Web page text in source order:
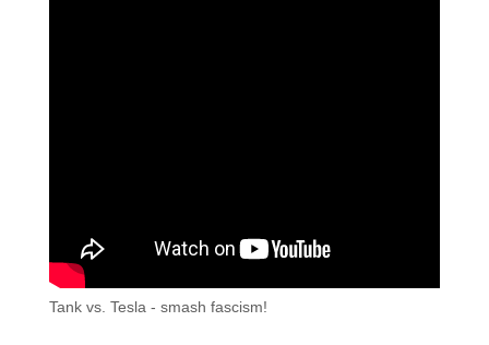
Tank vs. Tesla - smash fascism!